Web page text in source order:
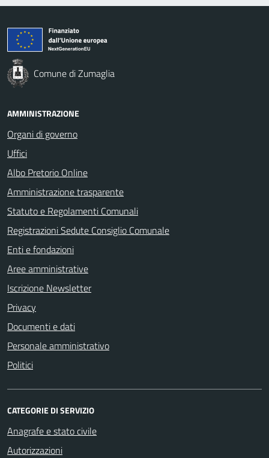
Comune di Zumaglia
AMMINISTRAZIONE
Organi di governo
Uffici
Albo Pretorio Online
Amministrazione trasparente
Statuto e Regolamenti Comunali
Registrazioni Sedute Consiglio Comunale
Enti e fondazioni
Aree amministrative
Iscrizione Newsletter
Privacy
Documenti e dati
Personale amministrativo
Politici
CATEGORIE DI SERVIZIO
Anagrafe e stato civile
Autorizzazioni